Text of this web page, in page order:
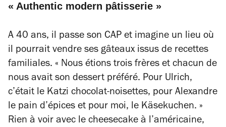
« Authentic modern pâtisserie »
A 40 ans, il passe son CAP et imagine un lieu où
il pourrait vendre ses gâteaux issus de recettes
familiales. « Nous étions trois frères et chacun de
nous avait son dessert préféré. Pour Ulrich,
c’était le Katzi chocolat-noisettes, pour Alexandre
le pain d’épices et pour moi, le Käsekuchen. »
Rien à voir avec le cheesecake à l’américaine,